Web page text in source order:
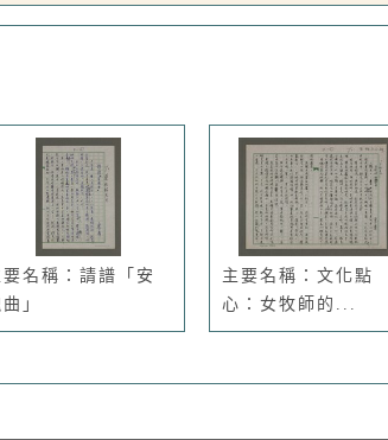
要名稱：請譜「安
」
主要名稱：文化點
心：女牧師的...